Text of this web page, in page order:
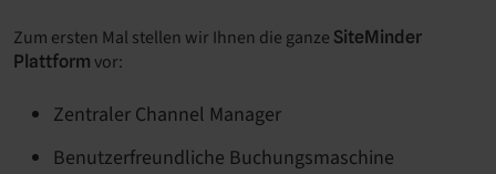
Zum ersten Mal stellen wir Ihnen die ganze SiteMinder
Plattform vor:
Zentraler Channel Manager
Benutzerfreundliche Buchungsmaschine